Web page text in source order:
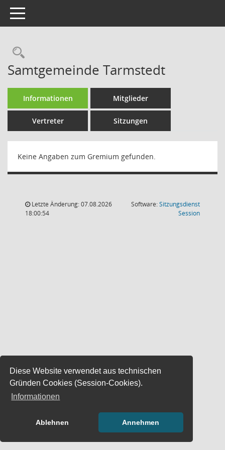
Diese Website verwendet aus technischen
Gründen Cookies (Session-Cookies).
Informationen
Ablehnen Annehmen
Toggle navigation
Rechercheauswahl
Samtgemeinde Tarmstedt
Informationen Mitglieder
Vertreter Sitzungen
Keine Angaben zum Gremium gefunden.
Letzte Änderung: 07.08.2026
18:00:54
Software:Sitzungsdienst
Session(Wird in